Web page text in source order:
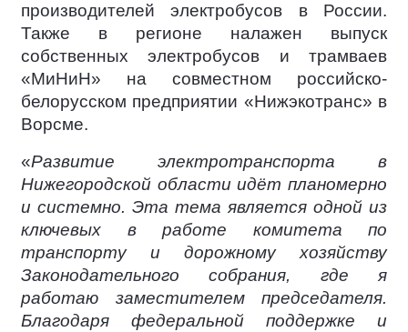
производителей электробусов в России.
Также в регионе налажен выпуск
собственных электробусов и трамваев
«МиНиН» на совместном российско-
белорусском предприятии «Нижэкотранс» в
Ворсме.
«Развитие электротранспорта в
Нижегородской области идёт планомерно
и системно. Эта тема является одной из
ключевых в работе комитета по
транспорту и дорожному хозяйству
Законодательного собрания, где я
работаю заместителем председателя.
Благодаря федеральной поддержке и